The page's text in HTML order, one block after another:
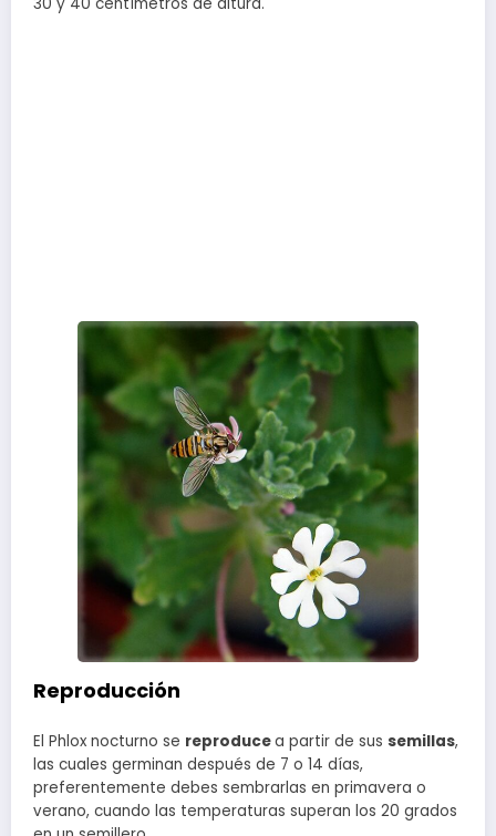
Reproducción
El Phlox nocturno se reproducea partir de sus semillas,
las cuales germinan después de 7 o 14 días,
preferentemente debes sembrarlas en primavera o
verano, cuando las temperaturas superan los 20 grados